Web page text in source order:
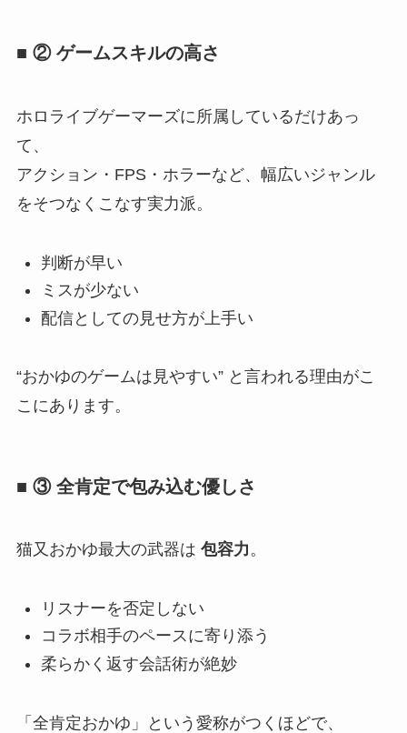
■ ② ゲームスキルの高さ
ホロライブゲーマーズに所属しているだけあっ
て、
アクション・FPS・ホラーなど、幅広いジャンル
をそつなくこなす実力派。
判断が早い
ミスが少ない
配信としての見せ方が上手い
“おかゆのゲームは見やすい” と言われる理由がこ
こにあります。
■ ③ 全肯定で包み込む優しさ
猫又おかゆ最大の武器は 包容力 。
リスナーを否定しない
コラボ相手のペースに寄り添う
柔らかく返す会話術が絶妙
「全肯定おかゆ」という愛称がつくほどで、